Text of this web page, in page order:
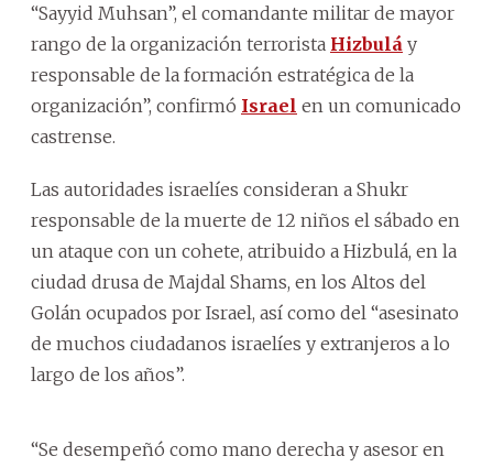
“Sayyid Muhsan”, el comandante militar de mayor
rango de la organización terrorista Hizbulá y
responsable de la formación estratégica de la
organización”, confirmó Israel en un comunicado
castrense.
Las autoridades israelíes consideran a Shukr
responsable de la muerte de 12 niños el sábado en
un ataque con un cohete, atribuido a Hizbulá, en la
ciudad drusa de Majdal Shams, en los Altos del
Golán ocupados por Israel, así como del “asesinato
de muchos ciudadanos israelíes y extranjeros a lo
largo de los años”.
“Se desempeñó como mano derecha y asesor en